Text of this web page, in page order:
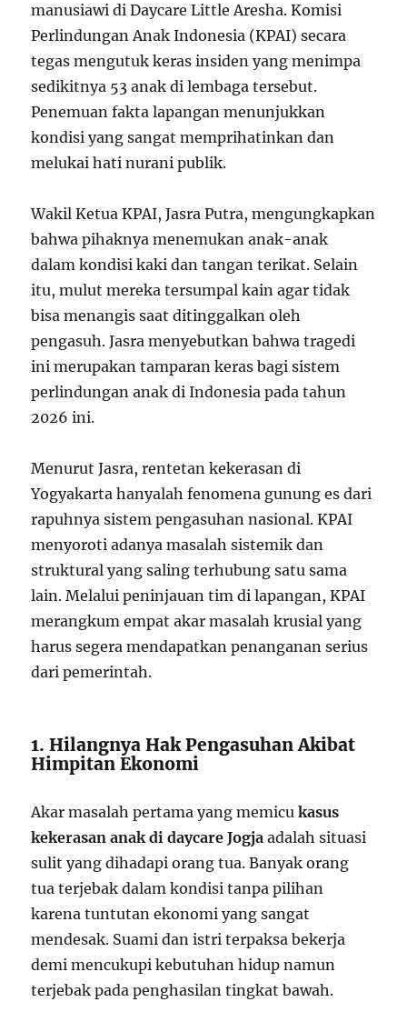
manusiawi di Daycare Little Aresha. Komisi
Perlindungan Anak Indonesia (KPAI) secara
tegas mengutuk keras insiden yang menimpa
sedikitnya 53 anak di lembaga tersebut.
Penemuan fakta lapangan menunjukkan
kondisi yang sangat memprihatinkan dan
melukai hati nurani publik.
Wakil Ketua KPAI, Jasra Putra, mengungkapkan
bahwa pihaknya menemukan anak-anak
dalam kondisi kaki dan tangan terikat. Selain
itu, mulut mereka tersumpal kain agar tidak
bisa menangis saat ditinggalkan oleh
pengasuh. Jasra menyebutkan bahwa tragedi
ini merupakan tamparan keras bagi sistem
perlindungan anak di Indonesia pada tahun
2026 ini.
Menurut Jasra, rentetan kekerasan di
Yogyakarta hanyalah fenomena gunung es dari
rapuhnya sistem pengasuhan nasional. KPAI
menyoroti adanya masalah sistemik dan
struktural yang saling terhubung satu sama
lain. Melalui peninjauan tim di lapangan, KPAI
merangkum empat akar masalah krusial yang
harus segera mendapatkan penanganan serius
dari pemerintah.
1. Hilangnya Hak Pengasuhan Akibat
Himpitan Ekonomi
Akar masalah pertama yang memicukasus
kekerasan anak di daycare Jogja adalah situasi
sulit yang dihadapi orang tua. Banyak orang
tua terjebak dalam kondisi tanpa pilihan
karena tuntutan ekonomi yang sangat
mendesak. Suami dan istri terpaksa bekerja
demi mencukupi kebutuhan hidup namun
terjebak pada penghasilan tingkat bawah.